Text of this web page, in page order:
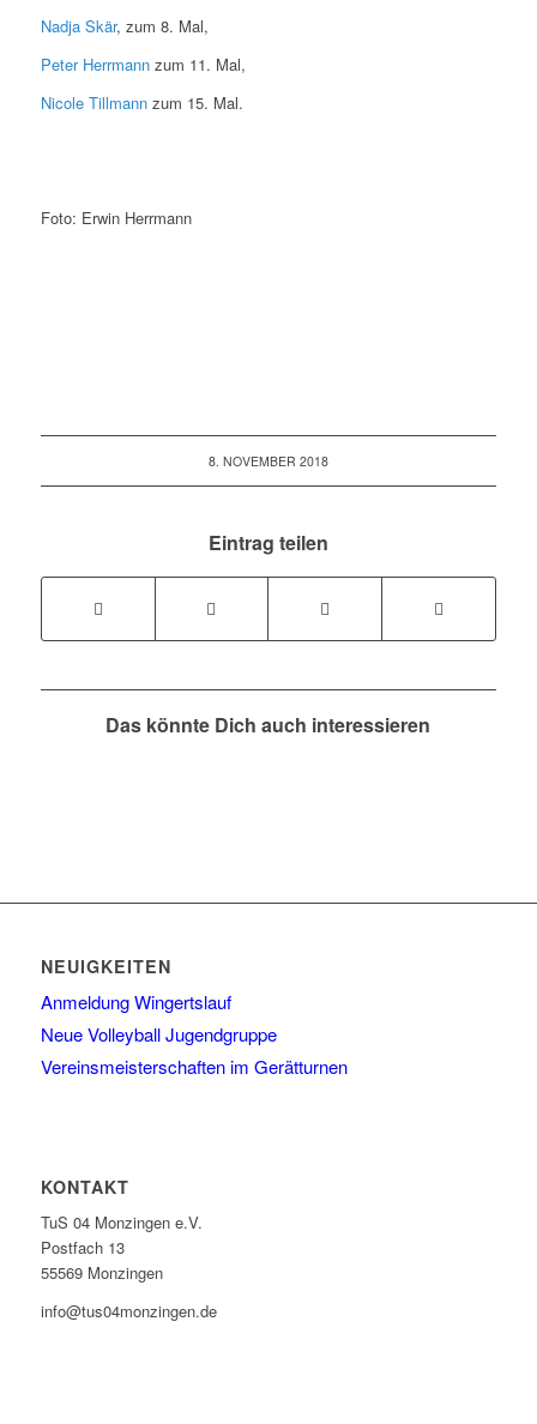
Nadja Skär, zum 8. Mal,
Peter Herrmannzum 11. Mal,
Nicole Tillmannzum 15. Mal.
Foto: Erwin Herrmann
8. NOVEMBER 2018
Eintrag teilen
Das könnte Dich auch interessieren
NEUIGKEITEN
Anmeldung Wingertslauf
Neue Volleyball Jugendgruppe
Vereinsmeisterschaften im Gerätturnen
KONTAKT
TuS 04 Monzingen e.V.
Postfach 13
55569 Monzingen
info@tus04monzingen.de